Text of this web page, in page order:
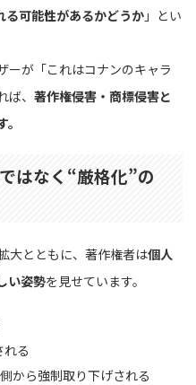
る可能性があるかどうか 」とい
ーが「これはコナンのキャラ
、 著作権侵害・商標侵害と
はなく“厳格化”の
大とともに、著作権者は個人
い姿勢を見せています。
る
から強制取り下げされる